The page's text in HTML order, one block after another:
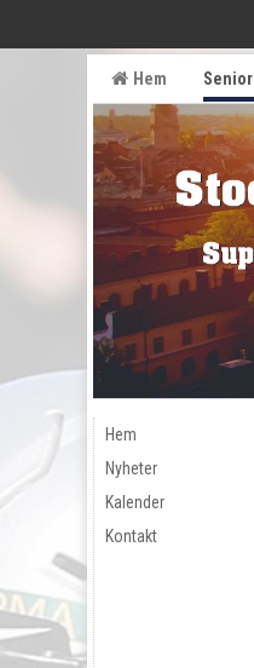
Hem Senior
Hem
Nyheter
Kalender
Kontakt